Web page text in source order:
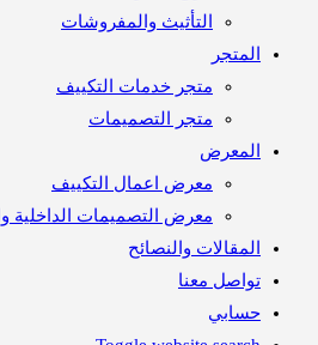
التأثيث والمفروشات
متجر خدمات التكييف
متجر التصميمات
معرض اعمال التكييف
معرض التصميمات الداخلية والخارجية
والنصائح
معنا